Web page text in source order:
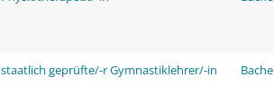
staatlich geprüfte/-r Gymnastiklehrer/-in